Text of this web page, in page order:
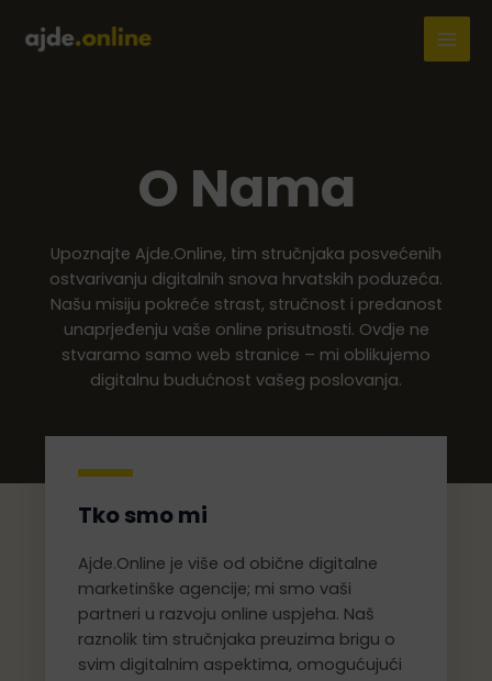
O Nama
Upoznajte Ajde.Online, tim stručnjaka posvećenih
ostvarivanju digitalnih snova hrvatskih poduzeća.
Našu misiju pokreće strast, stručnost i predanost
unaprjeđenju vaše online prisutnosti. Ovdje ne
stvaramo samo web stranice – mi oblikujemo
digitalnu budućnost vašeg poslovanja.
Tko smo mi
Ajde.Online je više od obične digitalne
marketinške agencije; mi smo vaši
partneri u razvoju online uspjeha. Naš
raznolik tim stručnjaka preuzima brigu o
svim digitalnim aspektima, omogućujući